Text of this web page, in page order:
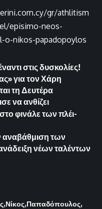
gr/athlitism
episimo-neos-
o-nikos-papadopoylos
στις δυσκολίες!
για τον Χάρη
τη Δευτέρα
να ανθίζει
φινάλε των πλέι-
αναβάθμιση των
νέων ταλέντων
Νίκος Παπαδόπουλος